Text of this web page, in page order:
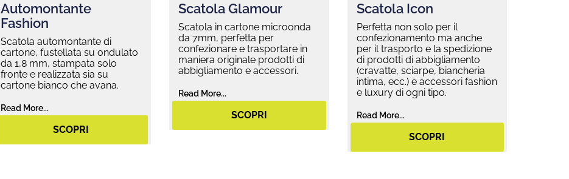
Automontante
Fashion
Scatola automontante di
cartone, fustellata su ondulato
da 1,8 mm, stampata solo
fronte e realizzata sia su
cartone bianco che avana.
Read More...
SCOPRI
Scatola Glamour
Scatola in cartone microonda
da 7mm, perfetta per
confezionare e trasportare in
maniera originale prodotti di
abbigliamento e accessori.
Read More...
SCOPRI
Scatola Icon
Perfetta non solo per il
confezionamento ma anche
per il trasporto e la spedizione
di prodotti di abbigliamento
(cravatte, sciarpe, biancheria
intima, ecc.) e accessori fashion
e luxury di ogni tipo.
Read More...
SCOPRI